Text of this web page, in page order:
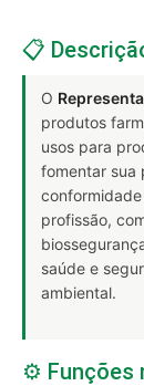
📋
O
produtos
usos para
fomentar sua
profissão,
saúde e
ambiental.
⚙️ Funções